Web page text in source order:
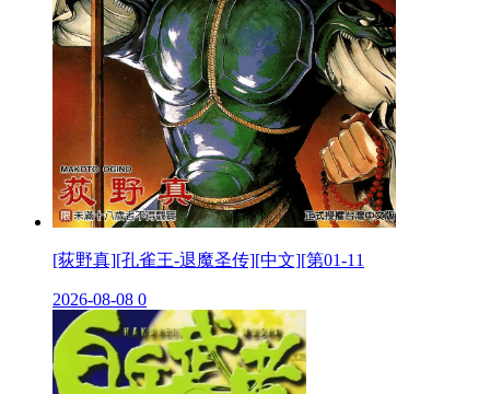
[荻野真][孔雀王-退魔圣传][中文][第01-11
2026-08-08 0